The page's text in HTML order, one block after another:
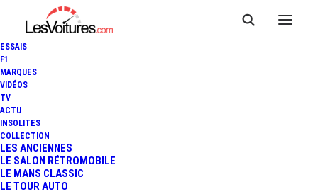
ESSAIS
F1
MARQUES
VIDÉOS
TV
ACTU
INSOLITES
COLLECTION
LES ANCIENNES
LE SALON RÉTROMOBILE
LE MANS CLASSIC
LE TOUR AUTO